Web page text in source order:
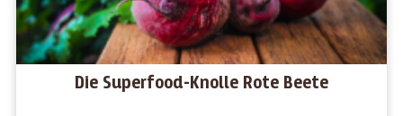
Die Superfood-Knolle Rote Beete